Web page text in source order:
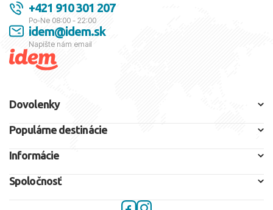
+421 910 301 207
Po-Ne 08:00 - 22:00
idem@idem.sk
Napíšte nám email
Dovolenky
Populárne destinácie
Informácie
Spoločnosť